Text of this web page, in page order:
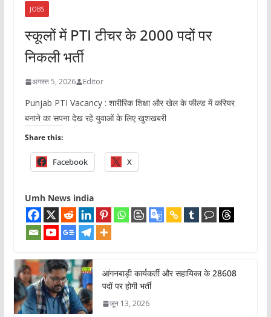
JOBS
स्कूलों में PTI टीचर के 2000 पदों पर
निकली भर्ती
अगस्त 5, 2026 Editor
Punjab PTI Vacancy : शारीरिक शिक्षा और खेल के फील्ड में करियर
बनाने का सपना देख रहे युवाओं के लिए खुशखबरी
Share this:
Facebook X
Umh News india
आंगनबाड़ी कार्यकर्ती और सहायिका के 28608
पदों पर होगी भर्ती
जून 13, 2026